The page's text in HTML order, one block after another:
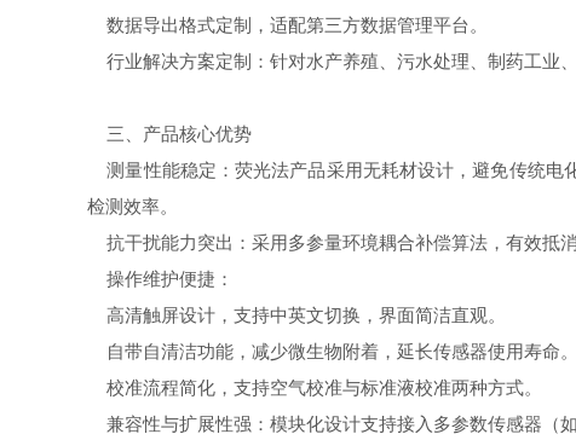
数据导出格式定制，适配第三方数据管理平台。
行业解决方案定制：针对水产养殖、污水处理、制药工业
三、产品核心优势
测量性能稳定：荧光法产品采用无耗材设计，避免传统电
检测效率。
抗干扰能力突出：采用多参量环境耦合补偿算法，有效抵
操作维护便捷：
高清触屏设计，支持中英文切换，界面简洁直观。
自带自清洁功能，减少微生物附着，延长传感器使用寿命。
校准流程简化，支持空气校准与标准液校准两种方式。
兼容性与扩展性强：模块化设计支持接入多参数传感器（